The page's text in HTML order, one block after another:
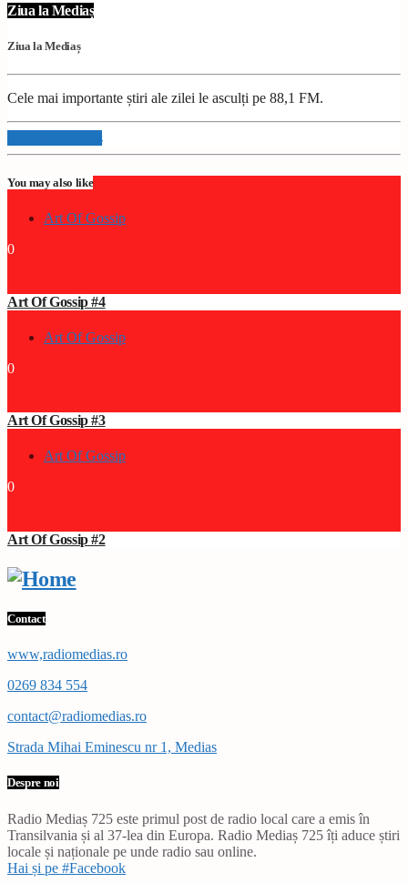
Ziua la Mediaș
Ziua la Mediaș
Cele mai importante știri ale zilei le asculți pe 88,1 FM.
Info and episodes
You may also like
Art Of Gossip
0
Art Of Gossip #4
Art Of Gossip
0
Art Of Gossip #3
Art Of Gossip
0
Art Of Gossip #2
Contact
www,radiomedias.ro
0269 834 554
contact@radiomedias.ro
Strada Mihai Eminescu nr 1, Medias
Despre noi
Radio Mediaș 725 este primul post de radio local care a emis în
Transilvania și al 37-lea din Europa. Radio Mediaș 725 îți aduce știri
locale și naționale pe unde radio sau online.
Hai și pe #Facebook